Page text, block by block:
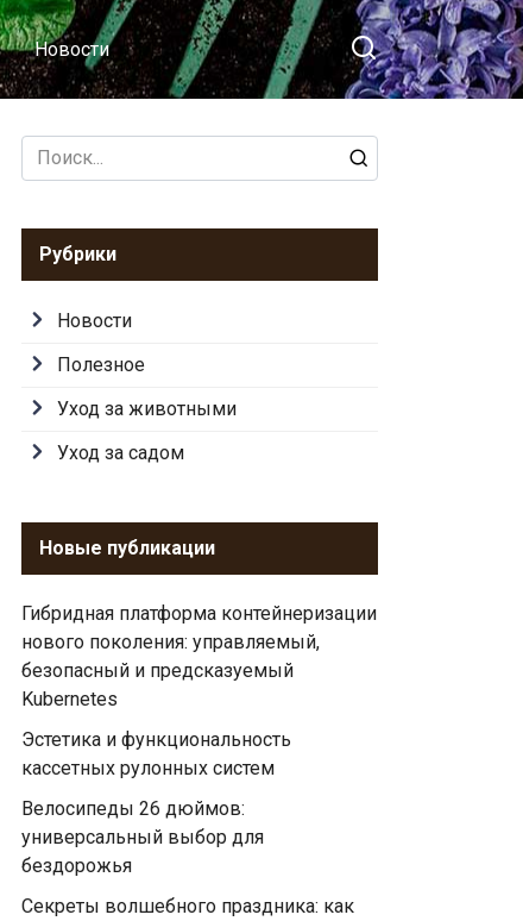
Новости
Search
for:
Рубрики
Новости
Полезное
Уход за животными
Уход за садом
Новые публикации
Гибридная платформа контейнеризации
нового поколения: управляемый,
безопасный и предсказуемый
Kubernetes
Эстетика и функциональность
кассетных рулонных систем
Велосипеды 26 дюймов:
универсальный выбор для
бездорожья
Секреты волшебного праздника: как